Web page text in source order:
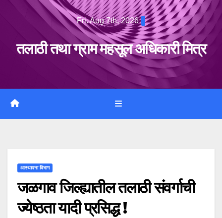
Fri. Aug 7th, 2026
तलाठी तथा ग्राम महसूल अधिकारी मित्र
आस्थापना विभाग
जळगाव जिल्ह्यातील तलाठी संवर्गाची
ज्येष्ठता यादी प्रसिद्ध !